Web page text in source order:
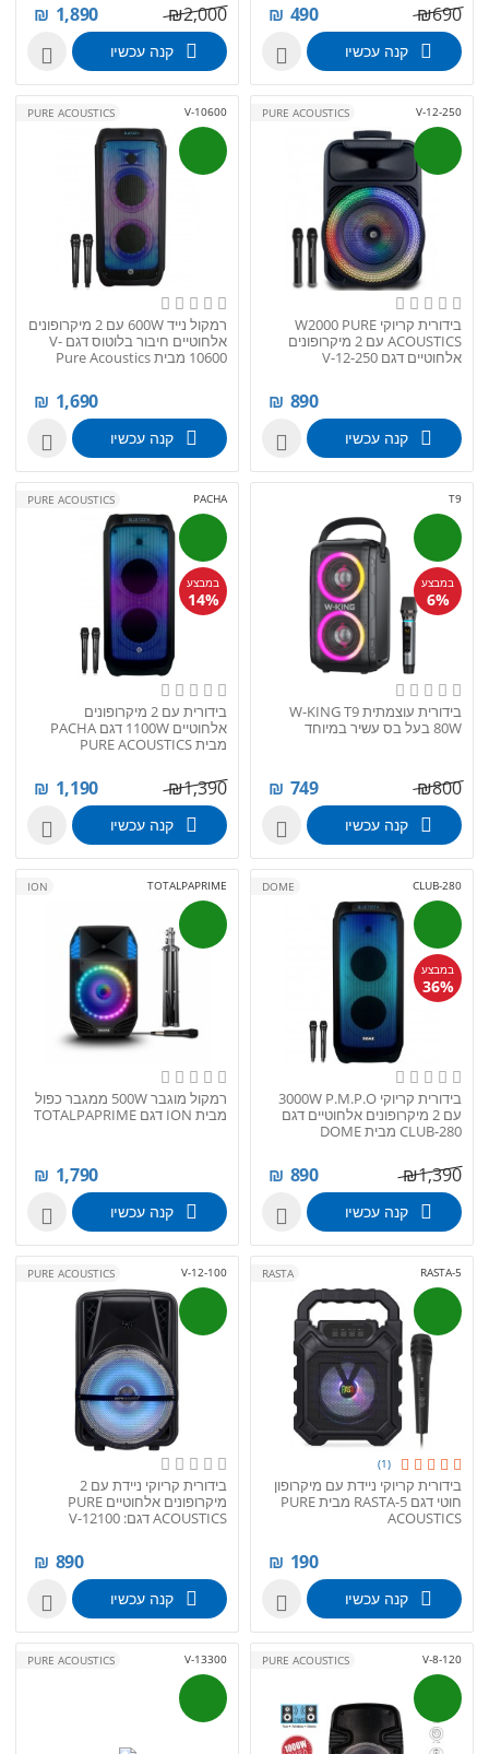
690
₪
490
₪
קנה עכשיו 
2,000
₪
1,890
₪
קנה עכשיו 
V-12-250
PURE ACOUSTICS
בידורית קריוקי W2000 PURE
ACOUSTICS עם 2 מיקרופונים
אלחוטיים דגם V-12-250
890
₪
קנה עכשיו 
V-10600
PURE ACOUSTICS
רמקול נייד 600W עם 2 מיקרופונים
אלחוטיים חיבור בלוטוס דגם V-
10600 מבית Pure Acoustics
1,690
₪
קנה עכשיו 
T9
במבצע
6%
בידורית עוצמתית W-KING T9
80W בעל בס עשיר במיוחד
800
₪
749
₪
קנה עכשיו 
PACHA
במבצע
14%
PURE ACOUSTICS
בידורית עם 2 מיקרופונים
אלחוטיים 1100W דגם PACHA
מבית PURE ACOUSTICS
1,390
₪
1,190
₪
קנה עכשיו 
CLUB-280
במבצע
36%
DOME
בידורית קריוקי 3000W P.M.P.O
עם 2 מיקרופונים אלחוטיים דגם
CLUB-280 מבית DOME
1,390
₪
890
₪
קנה עכשיו 
TOTALPAPRIME
ION
רמקול מוגבר 500W ממגבר כפול
מבית ION דגם TOTALPAPRIME
1,790
₪
קנה עכשיו 
RASTA-5
(1)
RASTA
בידורית קריוקי ניידת עם מיקרופון
חוטי דגם RASTA-5 מבית PURE
ACOUSTICS
190
₪
קנה עכשיו 
V-12-100
PURE ACOUSTICS
בידורית קריוקי ניידת עם 2
מיקרופונים אלחוטיים PURE
ACOUSTICS דגם: V-12100
890
₪
קנה עכשיו 
V-8-120
PURE ACOUSTICS
V-13300
PURE ACOUSTICS